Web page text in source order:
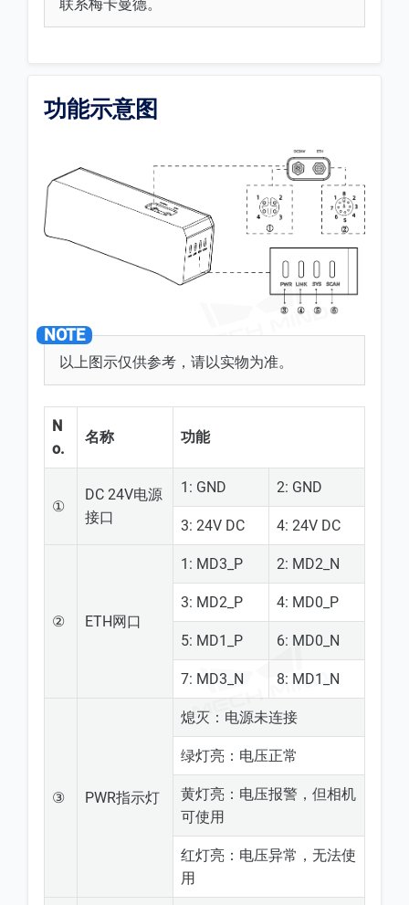
联系梅卡曼德。
功能示意图
以上图示仅供参考，请以实物为准。
N
o.
名称 功能
①
DC 24V电源
接口
1: GND 2: GND
3: 24V DC 4: 24V DC
② ETH网口
1: MD3_P 2: MD2_N
3: MD2_P 4: MD0_P
5: MD1_P 6: MD0_N
7: MD3_N 8: MD1_N
③ PWR指示灯
熄灭：电源未连接
绿灯亮：电压正常
黄灯亮：电压报警，但相机
可使用
红灯亮：电压异常，无法使
用